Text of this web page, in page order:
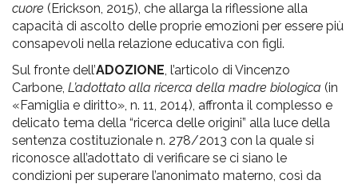
cuore (Erickson, 2015), che allarga la riflessione alla
capacità di ascolto delle proprie emozioni per essere più
consapevoli nella relazione educativa con figli.
Sul fronte dell’ADOZIONE, l’articolo di Vincenzo
Carbone, L’adottato alla ricerca della madre biologica (in
«Famiglia e diritto», n. 11, 2014), affronta il complesso e
delicato tema della “ricerca delle origini” alla luce della
sentenza costituzionale n. 278/2013 con la quale si
riconosce all’adottato di verificare se ci siano le
condizioni per superare l’anonimato materno, così da